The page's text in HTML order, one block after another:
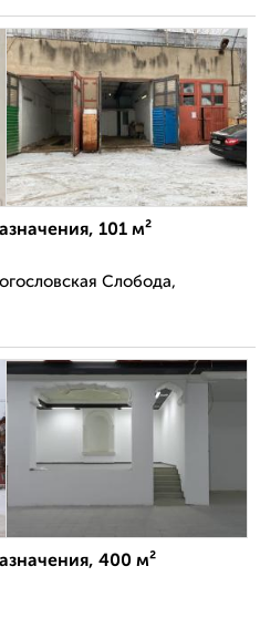
101 м²
Слобода,
400 м²